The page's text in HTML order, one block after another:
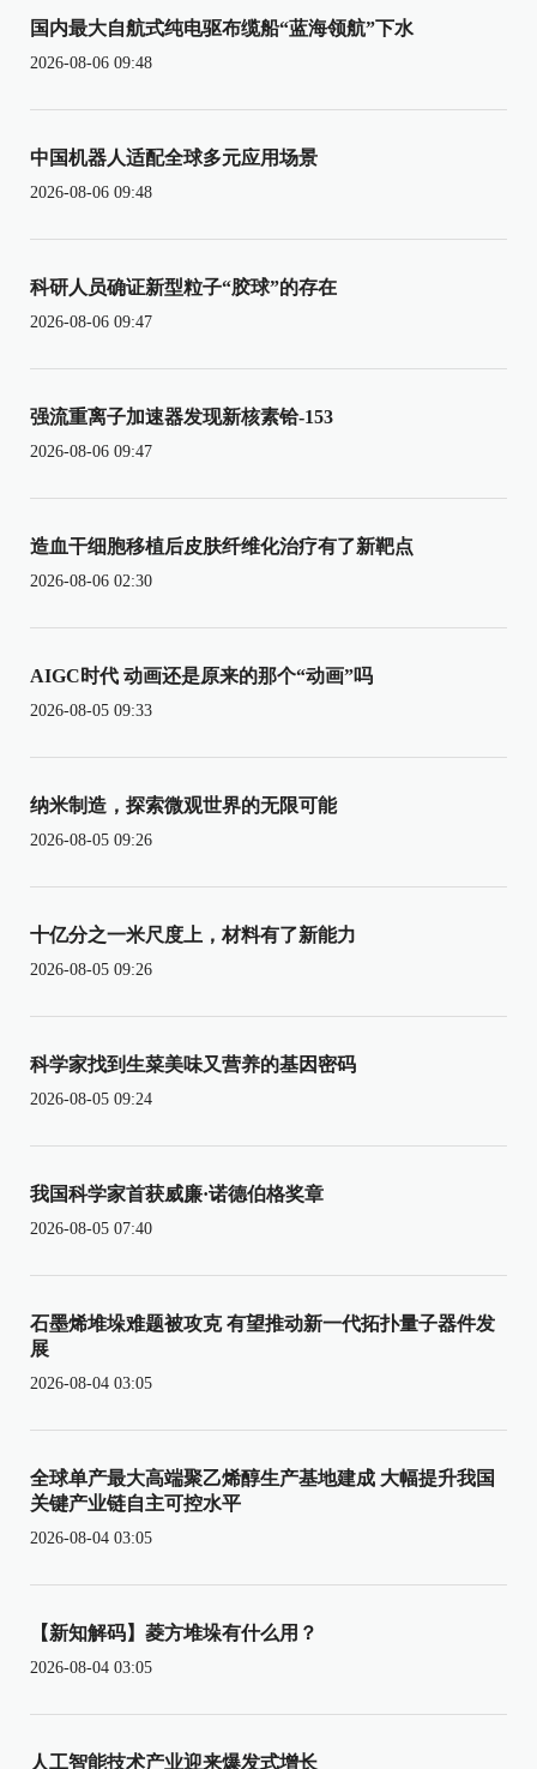
国内最大自航式纯电驱布缆船“蓝海领航”下水
2026-08-06 09:48
中国机器人适配全球多元应用场景
2026-08-06 09:48
科研人员确证新型粒子“胶球”的存在
2026-08-06 09:47
强流重离子加速器发现新核素铪-153
2026-08-06 09:47
造血干细胞移植后皮肤纤维化治疗有了新靶点
2026-08-06 02:30
AIGC时代 动画还是原来的那个“动画”吗
2026-08-05 09:33
纳米制造，探索微观世界的无限可能
2026-08-05 09:26
十亿分之一米尺度上，材料有了新能力
2026-08-05 09:26
科学家找到生菜美味又营养的基因密码
2026-08-05 09:24
我国科学家首获威廉·诺德伯格奖章
2026-08-05 07:40
石墨烯堆垛难题被攻克 有望推动新一代拓扑量子器件发
展
2026-08-04 03:05
全球单产最大高端聚乙烯醇生产基地建成 大幅提升我国
关键产业链自主可控水平
2026-08-04 03:05
【新知解码】菱方堆垛有什么用？
2026-08-04 03:05
人工智能技术产业迎来爆发式增长